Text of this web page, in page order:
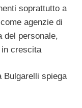
soprattutto a
agenzie di
del personale,
crescita
Bulgarelli spiega